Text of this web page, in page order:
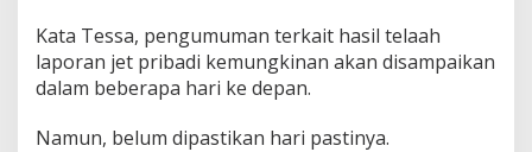
Kata Tessa, pengumuman terkait hasil telaah
laporan jet pribadi kemungkinan akan disampaikan
dalam beberapa hari ke depan.
Namun, belum dipastikan hari pastinya.